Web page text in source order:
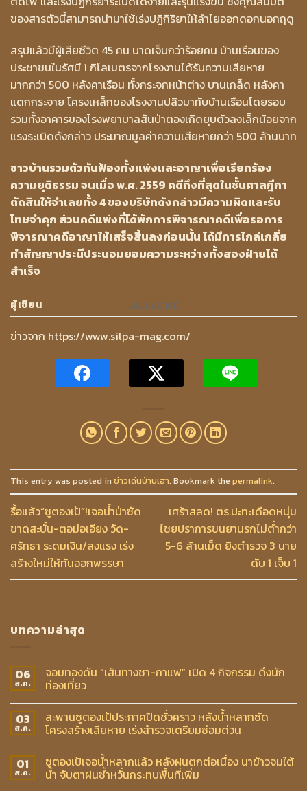
ของสารตัวนี้สามารถนำมาใช้เร่งปฏิกิริยาให้ลำไยออกดอกนอกฤดู
สรุปแล้วมีผู้เสียชีวิต 45 คน บาดเจ็บกว่าร้อยคน บ้านเรือนของ
ประชาชนในรัศมี 1 กิโลเมตรจากโรงงานได้รับความเสียหาย
มากกว่า 500 หลังคาเรือน ทั้งกระจกหน้าต่าง บานเกล็ด หลังคา
แตกกระจาย โครงเหล็กของโรงงานปลิวมาทับบ้านเรือนโดยรอบ
รวมทั้งอาคารของโรงพยาบาลสันป่าตองเกิดยุบตัวลงเล็กน้อยจาก
แรงระเบิดดังกล่าว ประมาณมูลค่าความเสียหายกว่า 500 ล้านบาท
ชาวบ้านรวมตัวกันฟ้องทั้งแพ่งและอาญาเพื่อเรียกร้อง
ความยุติธรรม จนเมื่อ พ.ศ. 2559 คดีถึงที่สุดในชั้นศาลฎีกา
ตัดสินให้จำเลยทั้ง 4 ของบริษัทดังกล่าวมีความผิดและรับ
โทษจำคุก ส่วนคดีแพ่งที่ได้พักการพิจารณาคดีเพื่อรอการ
พิจารณาคดีอาญาให้เสร็จสิ้นลงก่อนนั้น ได้มีการไกล่เกลี่ย
ทำสัญญาประนีประนอมยอมความระหว่างทั้งสองฝ่ายได้
สำเร็จ
ผู้เขียน เสมียนอารีย์
ข่าวจาก https://www.silpa-mag.com/
This entry was posted in ข่าวเด่นบ้านเฮา. Bookmark the permalink.
รื้อแล้ว“ซูตองเป้”!เจอน้ำป่าซัด
ขาดสะบั้น-ตอม่อเอียง วัด-
ศรัทธา ระดมเงิน/ลงแรง เร่ง
สร้างใหม่ให้ทันออกพรรษา
เศร้าสลด! ตร.ปะทะเดือดหนุ่ม
ไชยปราการขนยานรกไม่ต่ำกว่า
5-6 ล้านเม็ด ยิงตำรวจ 3 นาย
ดับ 1 เจ็บ 1
บทความล่าสุด
06
ส.ค.
จอมทองดัน “เส้นทางชา-กาแฟ” เปิด 4 กิจกรรม ดึงนัก
ท่องเที่ยว
03
ส.ค.
สะพานซูตองเป้ประกาศปิดชั่วคราว หลังน้ำหลากซัด
โครงสร้างเสียหาย เร่งสำรวจเตรียมซ่อมด่วน
01
ส.ค.
ซูตองเป้เจอน้ำหลากแล้ว หลังฝนตกต่อเนื่อง นาข้าวจมใต้
น้ำ จับตาฝนซ้ำหวั่นกระทบพื้นที่เพิ่ม